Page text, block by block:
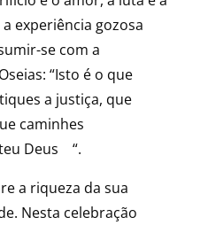
experiência gozosa
se com a
“Isto é o que
a justiça, que
caminhes
Deus “.
a riqueza da sua
Nesta celebração